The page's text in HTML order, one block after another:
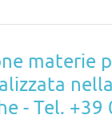
materie
- Tel. +39­